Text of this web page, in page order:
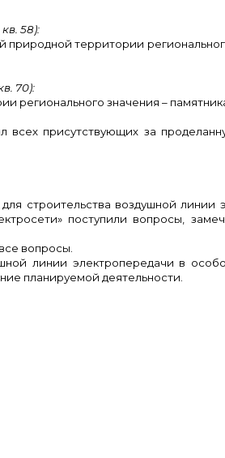
58):
территории
70):
значения –
присутствующих за
строительства воздушной линии
поступили вопросы,
вопросы.
линии электропередачи в
планируемой деятельности.